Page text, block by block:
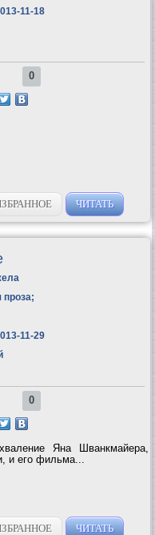
11-18
0
ЧИТАТЬ
проза;
11-29
0
Яна Шванкмайера,
и его фильма...
ЧИТАТЬ